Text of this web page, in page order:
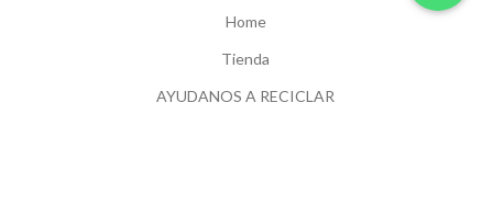
Home
Tienda
AYUDANOS A RECICLAR